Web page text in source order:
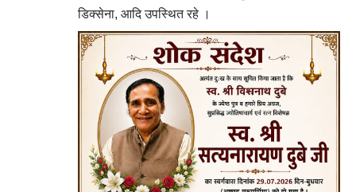
डिक्सेना, आदि उपस्थित रहे ।